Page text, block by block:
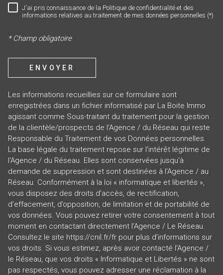
RÈGLEMENTATION
J'ai pris connaissance de la Politique de confidentialité et des
informations relatives au traitement de mes données personnelles (*)
* Champ obligatoire
ENVOYER
Les informations recueillies sur ce formulaire sont
enregistrées dans un fichier informatisé par La Boite Immo
agissant comme Sous-traitant du traitement pour la gestion
de la clientèle/prospects de l'Agence / du Réseau qui reste
Responsable du Traitement de vos Données personnelles.
La base légale du traitement repose sur l'intérêt légitime de
l'Agence / du Réseau. Elles sont conservées jusqu'à
demande de suppression et sont destinées à l'Agence / au
Réseau. Conformément à la loi « informatique et libertés »,
vous disposez des droits d’accès, de rectification,
d’effacement, d’opposition, de limitation et de portabilité de
vos données. Vous pouvez retirer votre consentement à tout
moment en contactant directement l’Agence / Le Réseau.
Consultez le site https://cnil.fr/fr pour plus d’informations sur
vos droits. Si vous estimez, après avoir contacté l'Agence /
le Réseau, que vos droits « Informatique et Libertés » ne sont
pas respectés, vous pouvez adresser une réclamation à la